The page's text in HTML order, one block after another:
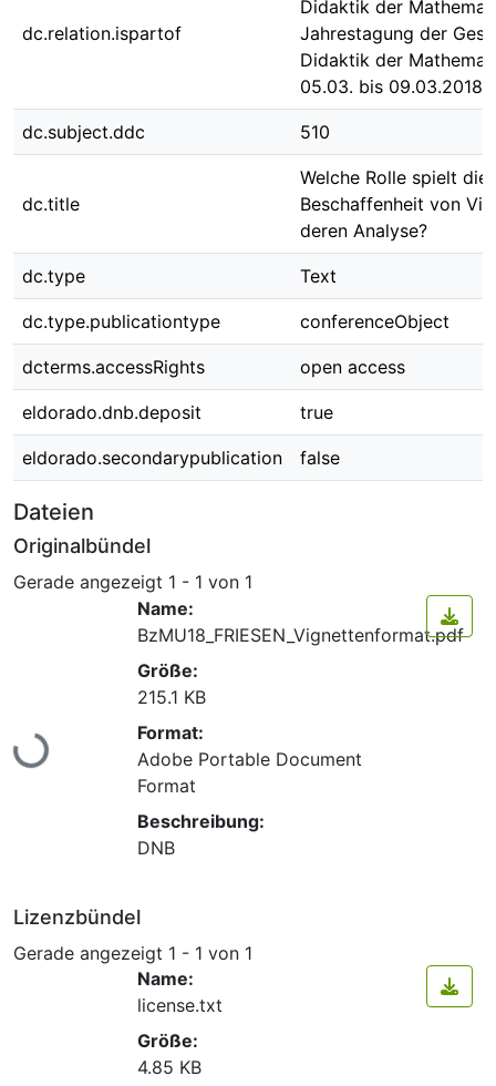
dc.relation.ispartof
Didaktik der
Jahrestagung der
Didaktik der
05.03. bis 09.03.2018
dc.subject.ddc 510
dc.title
Welche Rolle spielt die
Beschaffenheit von
deren Analyse?
dc.type Text
dc.type.publicationtype conferenceObject
dcterms.accessRights open access
eldorado.dnb.deposit true
eldorado.secondarypublication false
Dateien
Originalbündel
Gerade angezeigt 1 - 1 von 1
Lade...
Name:
BzMU18_FRIESEN_Vignettenformat.pdf
Größe:
215.1 KB
Format:
Adobe Portable Document
Format
Beschreibung:
DNB
Lizenzbündel
Gerade angezeigt 1 - 1 von 1
Name:
license.txt
Größe:
4.85 KB